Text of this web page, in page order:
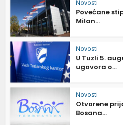
Novosti
Povećane
Milan...
Novosti
U Tuzli 5.
ugovora o...
Novosti
Otvorene
Bosana...